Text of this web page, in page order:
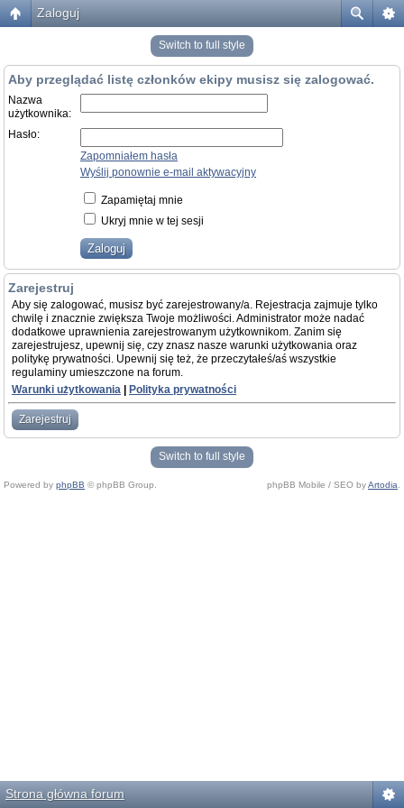
Zaloguj
Switch to full style
Aby przeglądać listę członków ekipy musisz się zalogować.
Nazwa
użytkownika:
Hasło:
Zapomniałem hasła
Wyślij ponownie e-mail aktywacyjny
Zapamiętaj mnie
Ukryj mnie w tej sesji
Zarejestruj
Aby się zalogować, musisz być zarejestrowany/a. Rejestracja zajmuje tylko
chwilę i znacznie zwiększa Twoje możliwości. Administrator może nadać
dodatkowe uprawnienia zarejestrowanym użytkownikom. Zanim się
zarejestrujesz, upewnij się, czy znasz nasze warunki użytkowania oraz
politykę prywatności. Upewnij się też, że przeczytałeś/aś wszystkie
regulaminy umieszczone na forum.
Warunki użytkowania
Polityka prywatności
Zarejestruj
Switch to full style
Powered by phpBB © phpBB Group. phpBB Mobile / SEO byArtodia
Strona główna forum